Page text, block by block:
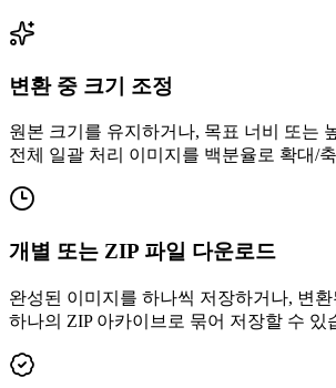
변환 중 크기 조정
원본 크기를 유지하거나, 목표 너비 또는
전체 일괄 처리 이미지를 백분율로 확대/
개별 또는 ZIP 파일 다운로드
완성된 이미지를 하나씩 저장하거나, 변
하나의 ZIP 아카이브로 묶어 저장할 수 있